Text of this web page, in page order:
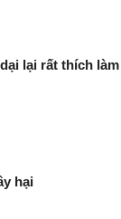
lại rất thích làm
hại